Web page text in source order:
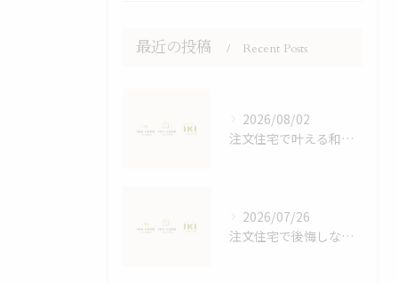
最近の投稿 Recent Posts
2026/08/02
注文住宅で叶える和モダンの家づくり鹿児島県鹿児島市大島郡宇検村で失敗しない選び方
2026/07/26
注文住宅で後悔しないスペースと収納計画の立て方と家族4人に最適な間取りの秘訣